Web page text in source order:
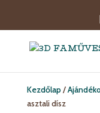
Kezdőlap/
asztali dísz